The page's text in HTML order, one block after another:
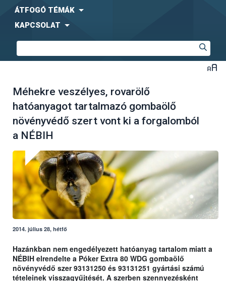
ÁTFOGÓ TÉMÁK
KAPCSOLAT
Méhekre veszélyes, rovarölő
hatóanyagot tartalmazó gombaölő
növényvédő szert vont ki a forgalomból
a NÉBIH
2014. július 28, hétfő
Hazánkban nem engedélyezett hatóanyag tartalom miatt a
NÉBIH elrendelte a Póker Extra 80 WDG gombaölő
növényvédő szer 93131250 és 93131251 gyártási számú
tételeinek visszagyűjtését. A szerben szennyezésként